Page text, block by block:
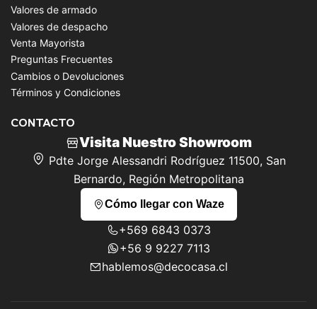
Valores de armado
Valores de despacho
Venta Mayorista
Preguntas Frecuentes
Cambios o Devoluciones
Términos y Condiciones
CONTACTO
Visita Nuestro Showroom
Pdte Jorge Alessandri Rodríguez 11500, San
Bernardo, Región Metropolitana
Cómo llegar con Waze
+569 6843 0373
+56 9 9227 7113
hablemos@decocasa.cl